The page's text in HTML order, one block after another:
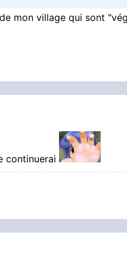
mon village qui sont
continuerai